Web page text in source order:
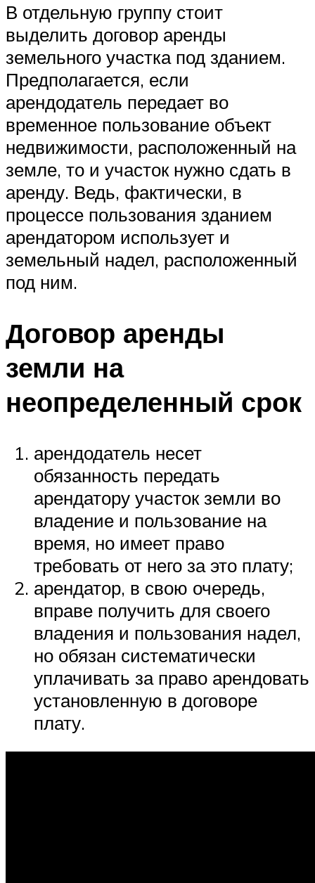
В отдельную группу стоит
выделить договор аренды
земельного участка под зданием.
Предполагается, если
арендодатель передает во
временное пользование объект
недвижимости, расположенный на
земле, то и участок нужно сдать в
аренду. Ведь, фактически, в
процессе пользования зданием
арендатором использует и
земельный надел, расположенный
под ним.
Договор аренды
земли на
неопределенный срок
арендодатель несет
обязанность передать
арендатору участок земли во
владение и пользование на
время, но имеет право
требовать от него за это плату;
арендатор, в свою очередь,
вправе получить для своего
владения и пользования надел,
но обязан систематически
уплачивать за право арендовать
установленную в договоре
плату.